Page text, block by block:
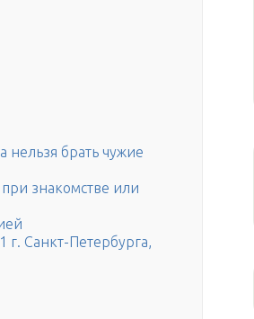
нельзя брать чужие
знакомстве или
Санкт-Петербурга,